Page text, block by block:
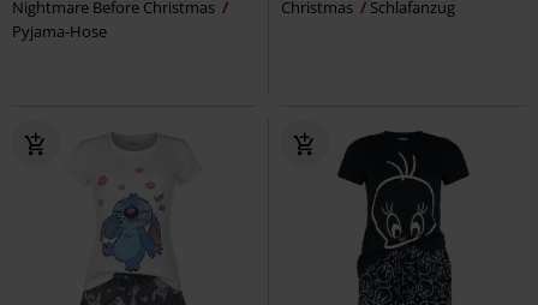
Nightmare Before Christmas
Pyjama-Hose
Christmas
Schlafanzug